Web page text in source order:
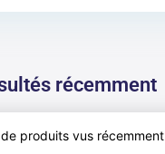
récemment
de produits vus récemment